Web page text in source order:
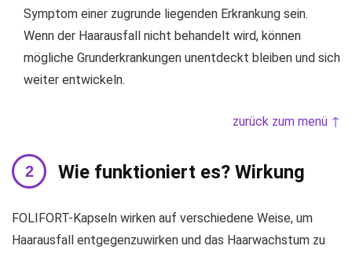
Symptom einer zugrunde liegenden Erkrankung sein.
Wenn der Haarausfall nicht behandelt wird, können
mögliche Grunderkrankungen unentdeckt bleiben und sich
weiter entwickeln.
zurück zum menü ↑
Wie funktioniert es? Wirkung
FOLIFORT-Kapseln wirken auf verschiedene Weise, um
Haarausfall entgegenzuwirken und das Haarwachstum zu